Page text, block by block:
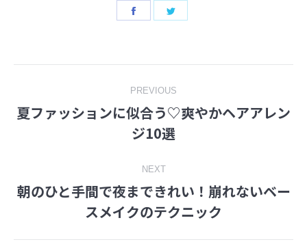
Share
navigation
PREVIOUS
Previous
post:
夏ファッションに似合う♡爽やかヘアアレン
ジ10選
NEXT
Next
post:
朝のひと手間で夜まできれい！崩れないベー
スメイクのテクニック